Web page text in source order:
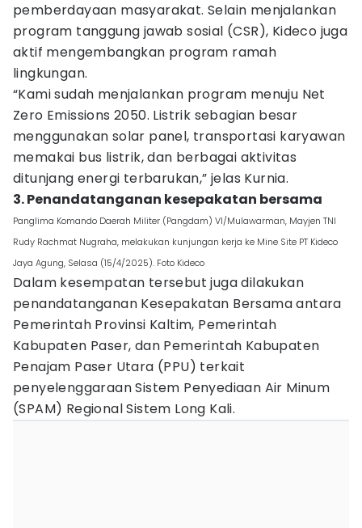
pemberdayaan masyarakat. Selain menjalankan
program tanggung jawab sosial (CSR), Kideco juga
aktif mengembangkan program ramah
lingkungan.
“Kami sudah menjalankan program menuju Net
Zero Emissions 2050. Listrik sebagian besar
menggunakan solar panel, transportasi karyawan
memakai bus listrik, dan berbagai aktivitas
ditunjang energi terbarukan,” jelas Kurnia.
3. Penandatanganan kesepakatan bersama
Panglima Komando Daerah Militer (Pangdam) VI/Mulawarman, Mayjen TNI
Rudy Rachmat Nugraha, melakukan kunjungan kerja ke Mine Site PT Kideco
Jaya Agung, Selasa (15/4/2025). Foto Kideco
Dalam kesempatan tersebut juga dilakukan
penandatanganan Kesepakatan Bersama antara
Pemerintah Provinsi Kaltim, Pemerintah
Kabupaten Paser, dan Pemerintah Kabupaten
Penajam Paser Utara (PPU) terkait
penyelenggaraan Sistem Penyediaan Air Minum
(SPAM) Regional Sistem Long Kali.